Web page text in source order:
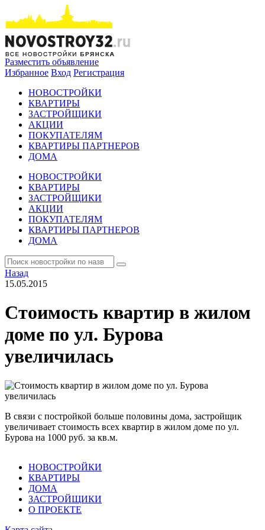
Разместить объявление
Избранное Вход Регистрация
НОВОСТРОЙКИ
КВАРТИРЫ
ЗАСТРОЙЩИКИ
АКЦИИ
ПОКУПАТЕЛЯМ
КВАРТИРЫ ПАРТНЕРОВ
ДОМА
НОВОСТРОЙКИ
КВАРТИРЫ
ЗАСТРОЙЩИКИ
АКЦИИ
ПОКУПАТЕЛЯМ
КВАРТИРЫ ПАРТНЕРОВ
ДОМА
Назад
15.05.2015
Стоимость квартир в жилом
доме по ул. Бурова
увеличилась
В связи с постройкой больше половины дома, застройщик
увеличивает стоимость всех квартир в жилом доме по ул.
Бурова на 1000 руб. за кв.м.
НОВОСТРОЙКИ
КВАРТИРЫ
ДОМА
ЗАСТРОЙЩИКИ
О ПРОЕКТЕ